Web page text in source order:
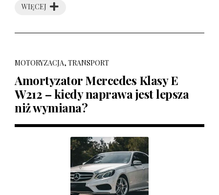
WIĘCEJ
MOTORYZACJA, TRANSPORT
Amortyzator Mercedes Klasy E
W212 – kiedy naprawa jest lepsza
niż wymiana?